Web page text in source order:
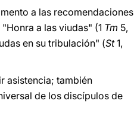
a las recomendaciones
a las viudas" (1 Tm 5,
en su tribulación" (St1,
asistencia; también
de los discípulos de